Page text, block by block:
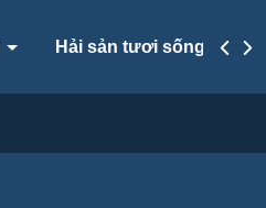
Hải sản tươi sống